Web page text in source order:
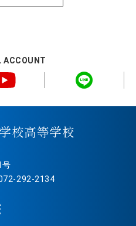
ACCOUNT
校高等学校
号
292-2134